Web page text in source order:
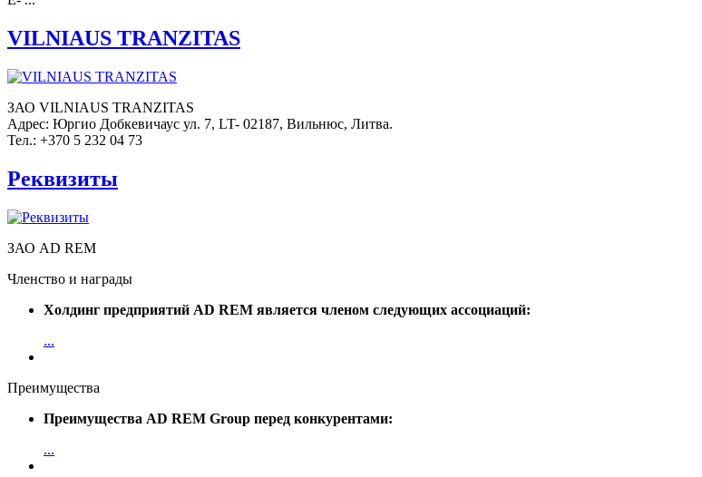
VILNIAUS TRANZITAS
ЗАО VILNIAUS TRANZITAS
Адрес: Юргио Добкевичаус ул. 7, LT- 02187, Вильнюс, Литва.
Тел.: +370 5 232 04 73
Реквизиты
ЗАО AD REM
Членство и награды
Холдинг предприятий AD REM является членом следующих ассоциаций:
...
Преимущества
Преимущества AD REM Group перед конкурентами:
...